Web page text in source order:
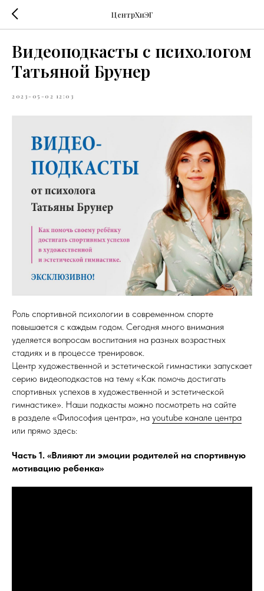
ЦентрХиЭГ
Видеоподкасты с психологом
Татьяной Брунер
2023-05-02 12:03
Роль спортивной психологии в современном спорте
повышается с каждым годом. Сегодня много внимания
уделяется вопросам воспитания на разных возрастных
стадиях и в процессе тренировок.
Центр художественной и эстетической гимнастики запускает
серию видеоподкастов на тему «Как помочь достигать
спортивных успехов в художественной и эстетической
гимнастике». Наши подкасты можно посмотреть на сайте
в разделе «Философия центра», на youtube канале центра
или прямо здесь:
Часть 1. «Влияют ли эмоции родителей на спортивную
мотивацию ребенка»